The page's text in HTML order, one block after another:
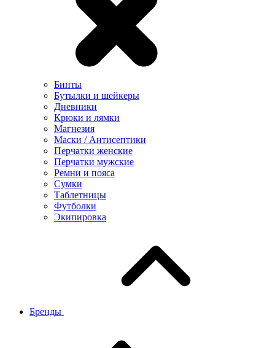
Бинты
Бутылки и шейкеры
Дневники
Крюки и лямки
Магнезия
Маски / Антисептики
Перчатки женские
Перчатки мужские
Ремни и пояса
Сумки
Таблетницы
Футболки
Экипировка
Бренды